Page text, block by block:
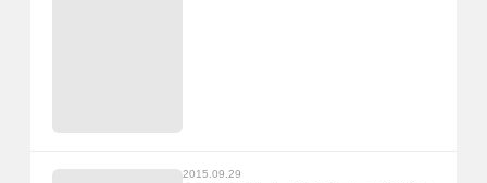
2015.09.29